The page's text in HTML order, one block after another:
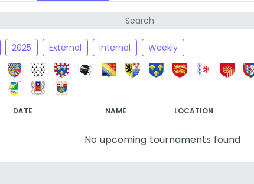
2025 External Internal Weekly
DATE NAME LOCATION
No upcoming tournaments found